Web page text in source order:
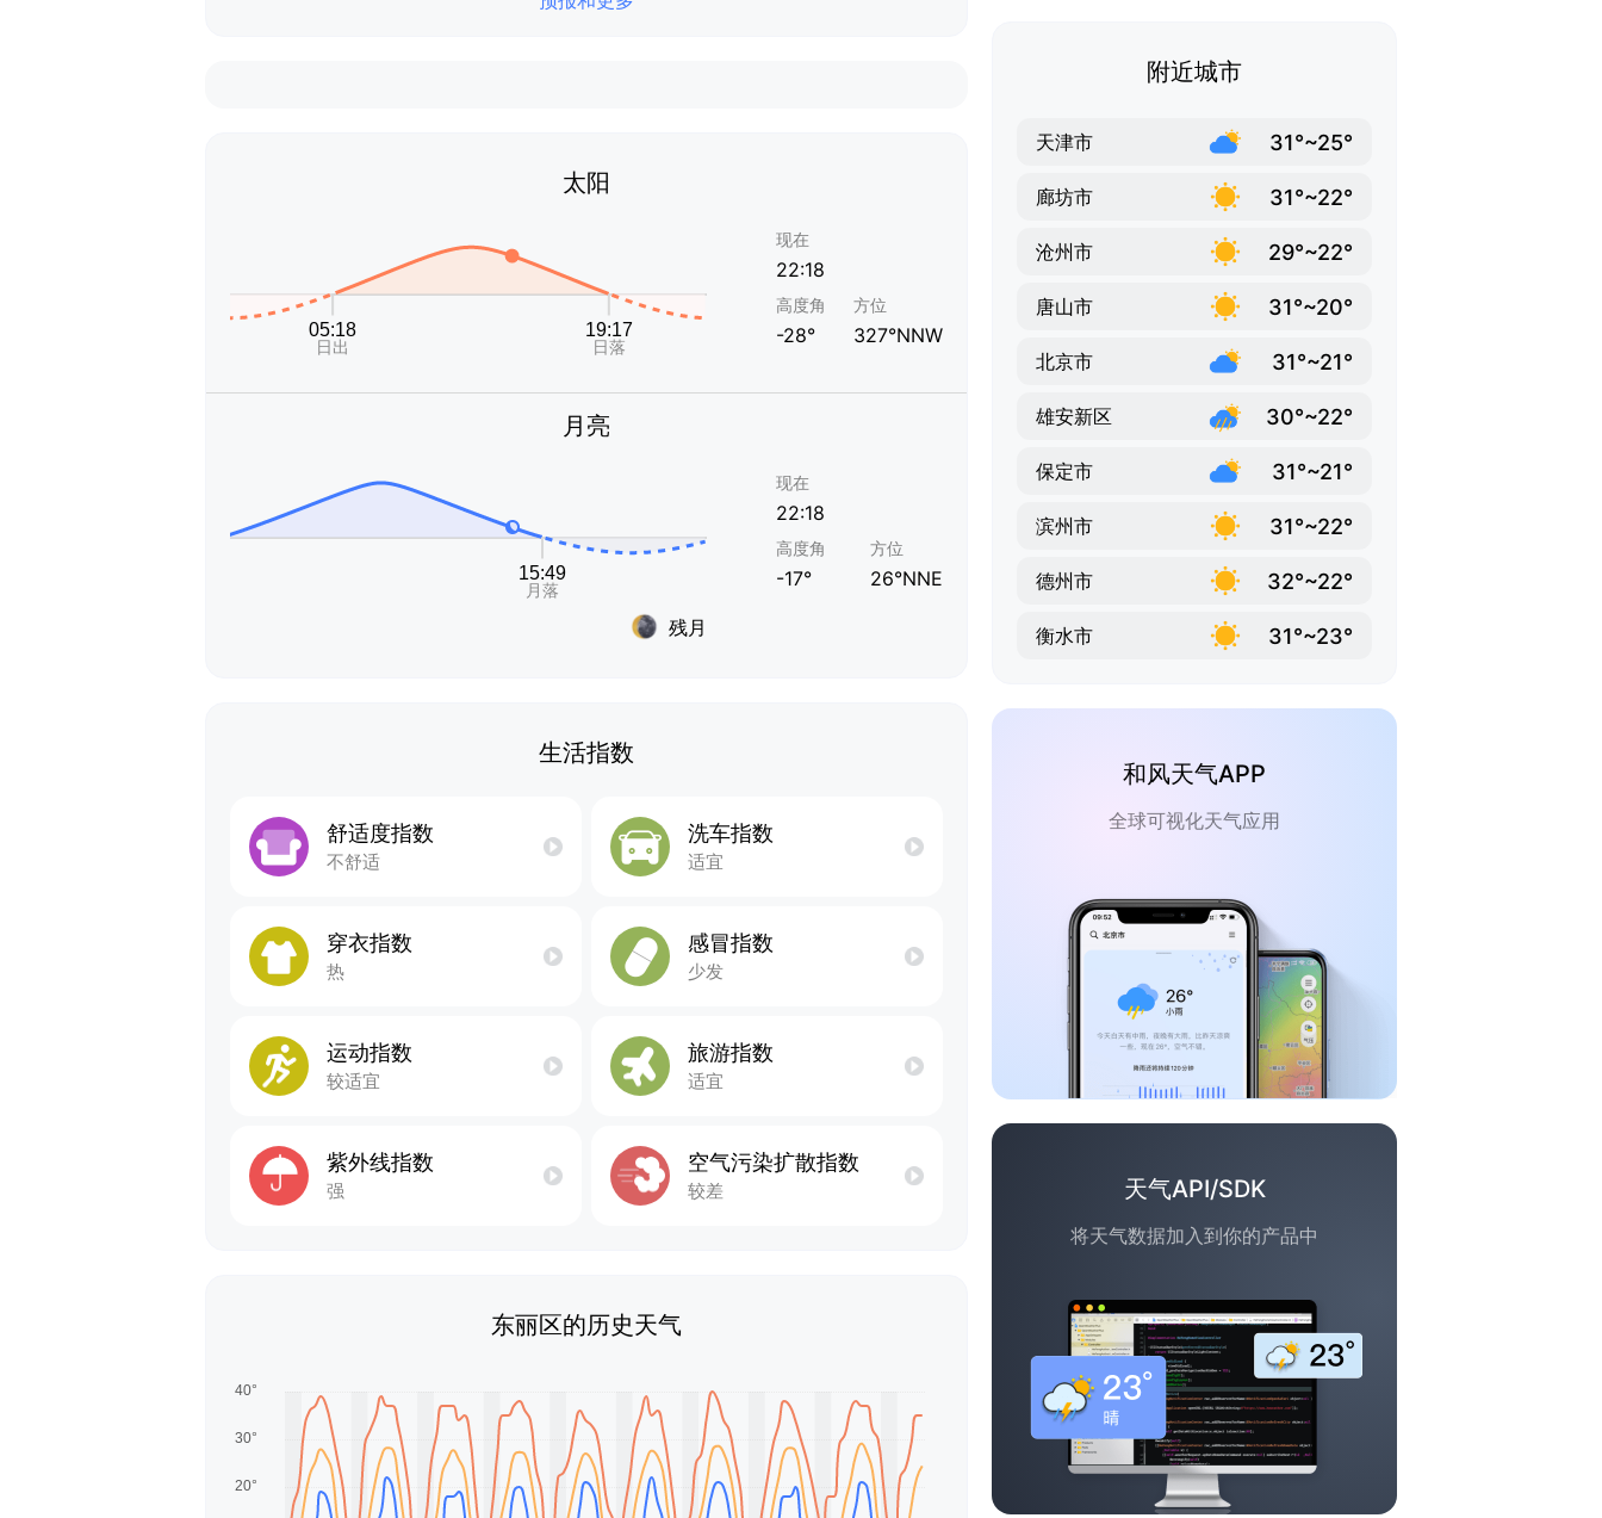
太阳
现在
22:18
高度角
-28°
方位
327°NNW
月亮
残月
现在
22:18
高度角
-17°
方位
26°NNE
生活指数
舒适度指数
不舒适
洗车指数
适宜
穿衣指数
热
感冒指数
少发
运动指数
较适宜
旅游指数
适宜
紫外线指数
强
空气污染扩散指数
较差
东丽区的历史天气
附近城市
天津市 31°~25°
廊坊市 31°~22°
沧州市 29°~22°
唐山市 31°~20°
北京市 31°~21°
雄安新区 30°~22°
保定市 31°~21°
滨州市 31°~22°
德州市 32°~22°
衡水市 31°~23°
和风天气APP
全球可视化天气应用
天气API/SDK
将天气数据加入到你的产品中